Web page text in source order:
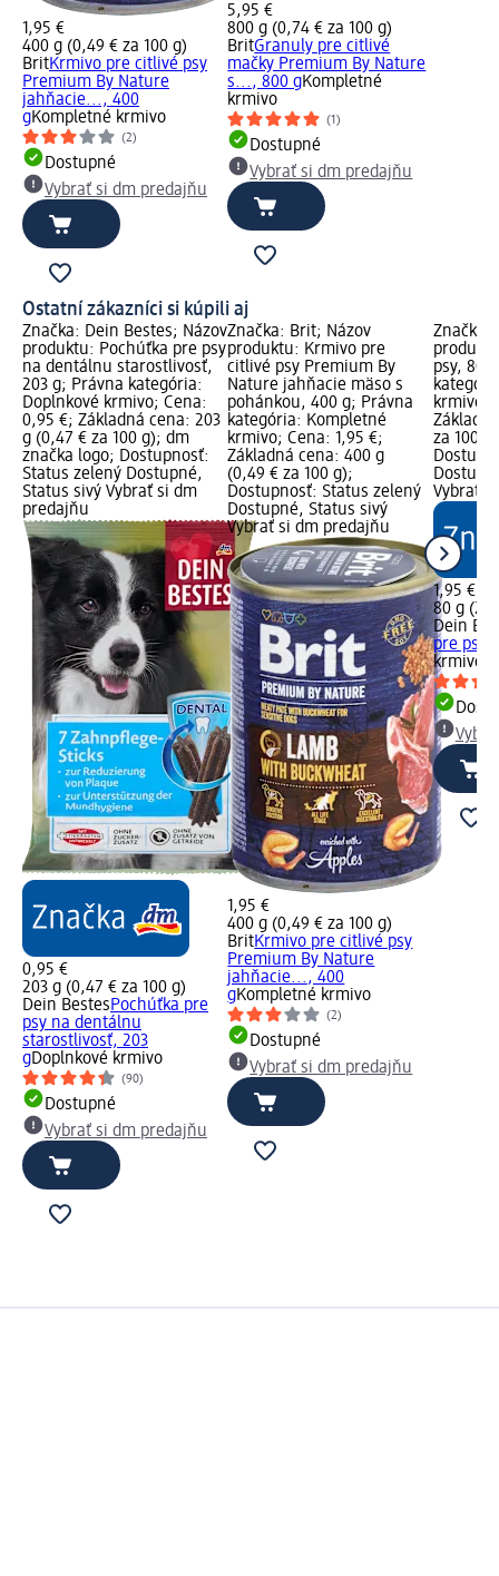
1,95 €
400 g (0,49 € za 100 g)
BritKrmivo pre citlivé psy
Premium By Nature
jahňacie..., 400
gKompletné krmivo
(2)
Dostupné
Vybrať si dm predajňu
5,95 €
800 g (0,74 € za 100 g)
BritGranuly pre citlivé
mačky Premium By Nature
s..., 800 gKompletné
krmivo
(1)
Dostupné
Vybrať si dm predajňu
Ostatní zákazníci si kúpili aj
Značka: Dein Bestes; Názov
produktu: Pochúťka pre psy
na dentálnu starostlivosť,
203 g; Právna kategória:
Doplnkové krmivo; Cena:
0,95 €; Základná cena: 203
g (0,47 € za 100 g); dm
značka logo; Dostupnosť:
Status zelený Dostupné,
Status sivý Vybrať si dm
predajňu
0,95 €
203 g (0,47 € za 100 g)
Dein BestesPochúťka pre
psy na dentálnu
starostlivosť, 203
gDoplnkové krmivo
(90)
Dostupné
Vybrať si dm predajňu
Značka: Brit; Názov
produktu: Krmivo pre
citlivé psy Premium By
Nature jahňacie mäso s
pohánkou, 400 g; Právna
kategória: Kompletné
krmivo; Cena: 1,95 €;
Základná cena: 400 g
(0,49 € za 100 g);
Dostupnosť: Status zelený
Dostupné, Status sivý
Vybrať si dm predajňu
1,95 €
400 g (0,49 € za 100 g)
BritKrmivo pre citlivé psy
Premium By Nature
jahňacie..., 400
gKompletné krmivo
(2)
Dostupné
Vybrať si dm predajňu
Značka:
psy, 80
krmivo;
za 100
Vybrať
1,95 €
80 g
Dein
pre psy,
krmivo